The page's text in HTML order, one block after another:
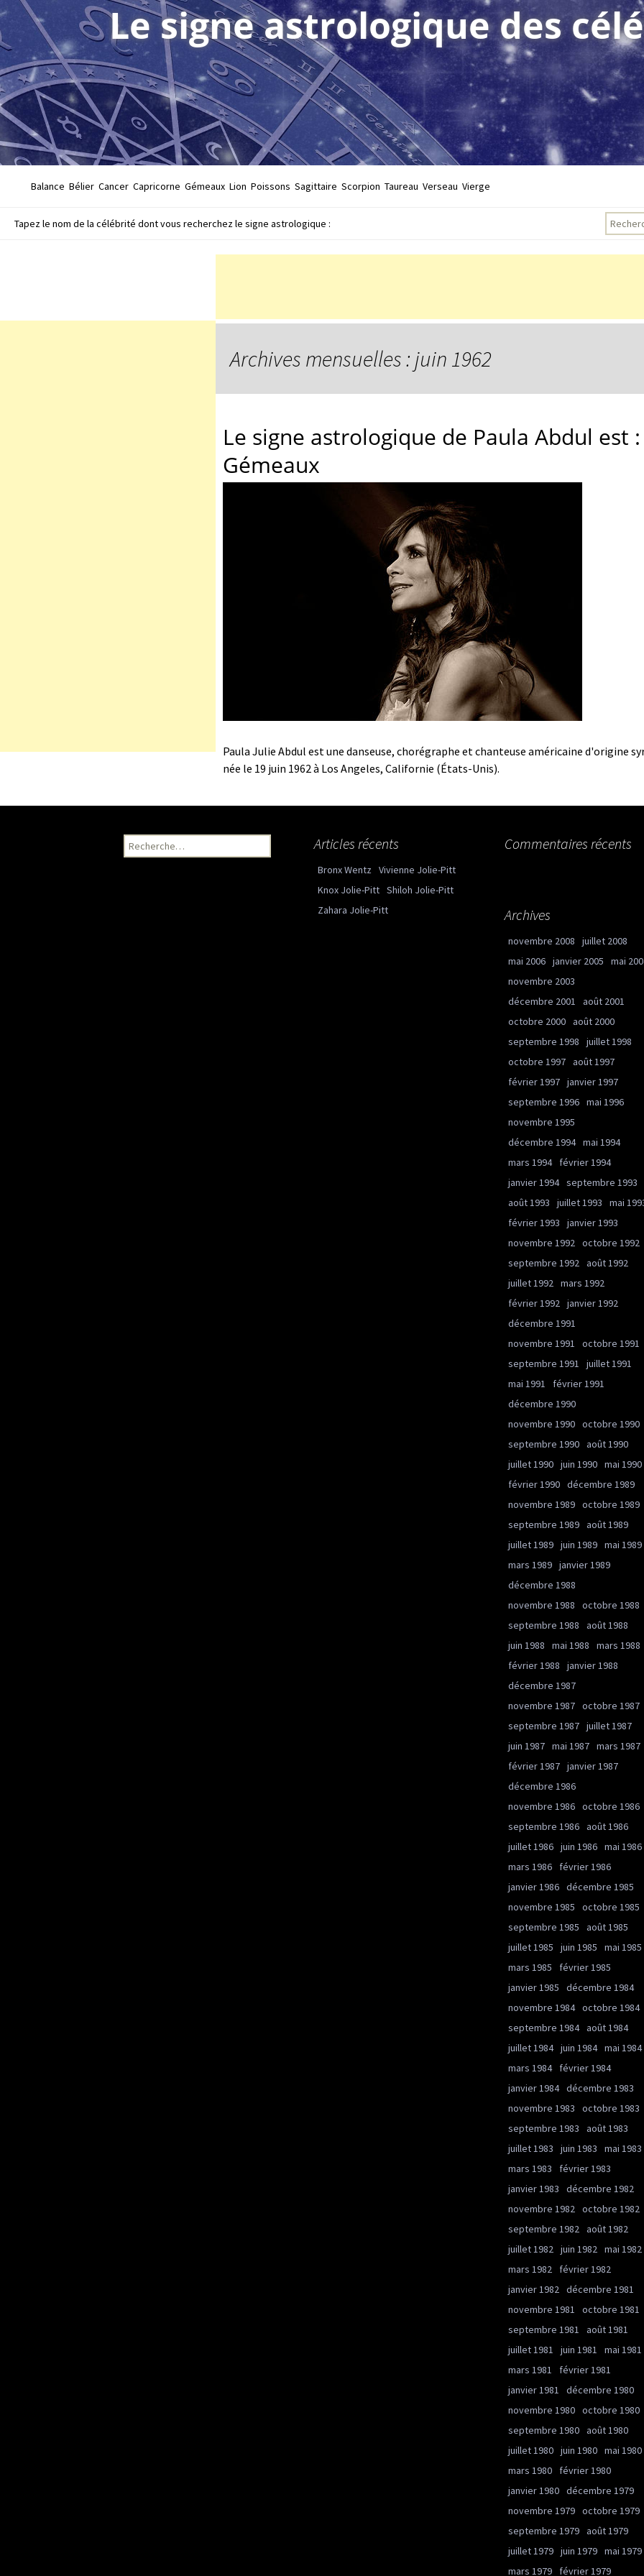
Le signe astrologique des
Balance Bélier Cancer Capricorne Gémeaux Lion Poissons Sagittaire Scorpion Taureau Verseau Vierge
Tapez le nom de la célébrité dont vous recherchez le signe astrologique :
Archives mensuelles : juin 1962
Le signe astrologique de Paula Abdul est :
Gémeaux
Paula Julie Abdul est une danseuse, chorégraphe et chanteuse américaine d'origine
née le 19 juin 1962 à Los Angeles, Californie (États-Unis).
Recherche pour : Articles récents
Bronx Wentz Vivienne Jolie-Pitt
Knox Jolie-Pitt Shiloh Jolie-Pitt
Zahara Jolie-Pitt
Commentaires récents
Archives
novembre 2008
juillet 2008
mai 2006 janvier 2005
mai
novembre 2003
décembre 2001
août 2001
octobre 2000 août 2000
septembre 1998
juillet 1998
octobre 1997 août 1997
février 1997 janvier 1997
septembre 1996 mai 1996
novembre 1995
décembre 1994 mai 1994
mars 1994
février 1994
janvier 1994 septembre 1993
août 1993
juillet 1993
mai
février 1993
janvier 1993
novembre 1992 octobre 1992
septembre 1992 août 1992
juillet 1992 mars 1992
février 1992 janvier 1992
décembre 1991
novembre 1991
octobre 1991
septembre 1991
juillet 1991
mai 1991
février 1991
décembre 1990
novembre 1990 octobre 1990
septembre 1990 août 1990
juillet 1990 juin 1990 mai 1990
février 1990 décembre 1989
novembre 1989 octobre 1989
septembre 1989 août 1989
juillet 1989 juin 1989 mai 1989
mars 1989 janvier 1989
décembre 1988
novembre 1988
octobre 1988
septembre 1988
août 1988
juin 1988
mai 1988
mars 1988
février 1988
janvier 1988
décembre 1987
novembre 1987 octobre 1987
septembre 1987 juillet 1987
juin 1987 mai 1987 mars 1987
février 1987 janvier 1987
décembre 1986
novembre 1986 octobre 1986
septembre 1986 août 1986
juillet 1986 juin 1986 mai 1986
mars 1986
février 1986
janvier 1986 décembre 1985
novembre 1985
octobre 1985
septembre 1985
août 1985
juillet 1985
juin 1985
mai 1985
mars 1985
février 1985
janvier 1985
décembre 1984
novembre 1984 octobre 1984
septembre 1984 août 1984
juillet 1984 juin 1984 mai 1984
mars 1984
février 1984
janvier 1984 décembre 1983
novembre 1983
octobre 1983
septembre 1983
août 1983
juillet 1983
juin 1983
mai 1983
mars 1983
février 1983
janvier 1983
décembre 1982
novembre 1982 octobre 1982
septembre 1982 août 1982
juillet 1982 juin 1982 mai 1982
mars 1982
février 1982
janvier 1982 décembre 1981
novembre 1981
octobre 1981
septembre 1981
août 1981
juillet 1981
juin 1981
mai 1981
mars 1981
février 1981
janvier 1981
décembre 1980
novembre 1980 octobre 1980
septembre 1980 août 1980
juillet 1980 juin 1980 mai 1980
mars 1980
février 1980
janvier 1980 décembre 1979
novembre 1979 octobre 1979
septembre 1979 août 1979
juillet 1979 juin 1979 mai 1979
mars 1979
février 1979